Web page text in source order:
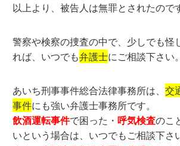
以上より、被告人は無罪とされたので
警察や検察の捜査の中で、少しでも怪
れば、いつでも弁護士にご相談下さい。
あいち刑事事件総合法律事務所は、交
事件にも強い弁護士事務所です。
飲酒運転事件で困った・呼気検査のこ
いという場合は、いつでもご相談下さ